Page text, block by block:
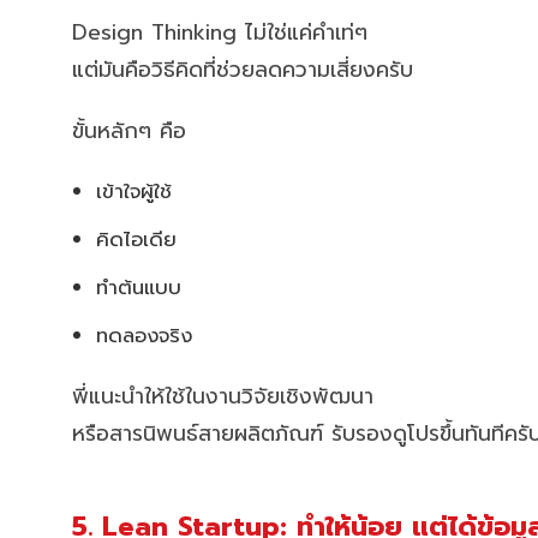
Design Thinking ไม่ใช่แค่คำเท่ๆ
แต่มันคือวิธีคิดที่ช่วยลดความเสี่ยงครับ
ขั้นหลักๆ คือ
เข้าใจผู้ใช้
คิดไอเดีย
ทำต้นแบบ
ทดลองจริง
พี่แนะนำให้ใช้ในงานวิจัยเชิงพัฒนา
หรือสารนิพนธ์สายผลิตภัณฑ์ รับรองดูโปรขึ้นทันทีครั
5. Lean Startup: ทำให้น้อย แต่ได้ข้อมู